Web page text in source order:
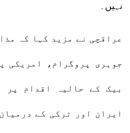
نہیں۔
عراقچی نے مزید کہا کہ
جوہری پروگرام، امریکی
بیک کے حالیہ اقدام پر
ایران اور ترکی کے